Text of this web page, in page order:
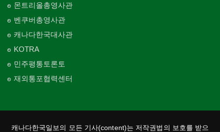
몬트리올총영사관
벤쿠버총영사관
캐나다한국대사관
KOTRA
민주평통토론토
재외통포협력센터
캐나다한국일보의 모든 기사(content)는 저작권법의 보호를 받으